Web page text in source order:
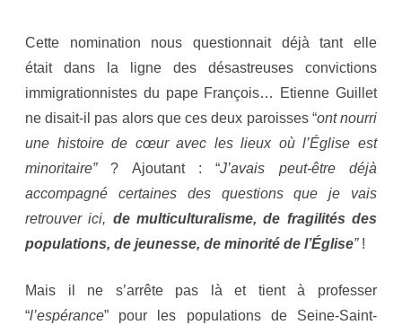
Cette nomination nous questionnait déjà tant elle
était dans la ligne des désastreuses convictions
immigrationnistes du pape François… Etienne Guillet
ne disait-il pas alors que ces deux paroisses “ont nourri
une histoire de cœur avec les lieux où l’Église est
minoritaire”? Ajoutant : “J’avais peut-être déjà
accompagné certaines des questions que je vais
retrouver ici, de multiculturalisme, de fragilités des
populations, de jeunesse, de minorité de l’Église” !
Mais il ne s’arrête pas là et tient à professer
“l’espérance” pour les populations de Seine-Saint-